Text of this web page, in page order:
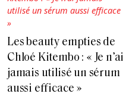
Les beauty empties de
Chloé Kitembo : « Je n’ai
jamais utilisé un sérum
aussi efficace »